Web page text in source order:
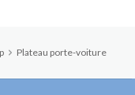
Plateau porte-voiture